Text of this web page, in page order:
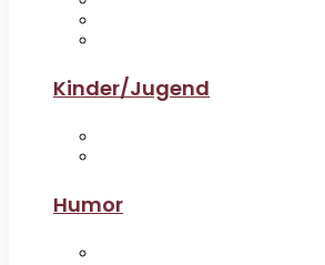
Kinder/Jugend
Humor